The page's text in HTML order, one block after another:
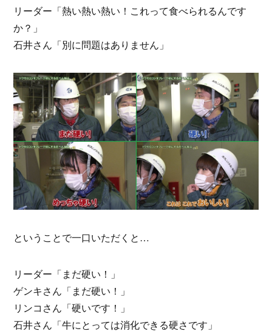
リーダー「熱い熱い熱い！これって食べられるんです
か？」
石井さん「別に問題はありません」
ということで一口いただくと…
リーダー「まだ硬い！」
ゲンキさん「まだ硬い！」
リンコさん「硬いです！」
石井さん「牛にとっては消化できる硬さです」